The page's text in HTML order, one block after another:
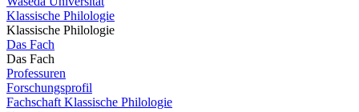
Klassische Philologie
Klassische Philologie
Das Fach
Das Fach
Professuren
Forschungsprofil
Fachschaft Klassische Philologie